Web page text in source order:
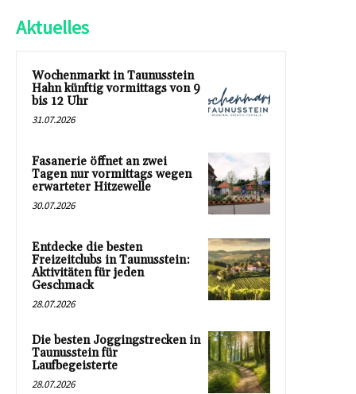
Aktuelles
Wochenmarkt in Taunusstein
Hahn künftig vormittags von 9
bis 12 Uhr
31.07.2026
Fasanerie öffnet an zwei
Tagen nur vormittags wegen
erwarteter Hitzewelle
30.07.2026
Entdecke die besten
Freizeitclubs in Taunusstein:
Aktivitäten für jeden
Geschmack
28.07.2026
Die besten Joggingstrecken in
Taunusstein für
Laufbegeisterte
28.07.2026